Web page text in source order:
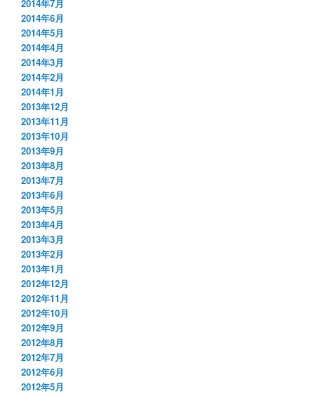
2014年7月
2014年6月
2014年5月
2014年4月
2014年3月
2014年2月
2014年1月
2013年12月
2013年11月
2013年10月
2013年9月
2013年8月
2013年7月
2013年6月
2013年5月
2013年4月
2013年3月
2013年2月
2013年1月
2012年12月
2012年11月
2012年10月
2012年9月
2012年8月
2012年7月
2012年6月
2012年5月